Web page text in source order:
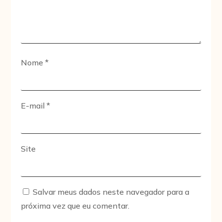
Nome*
E-mail*
Site
Salvar meus dados neste navegador para a
próxima vez que eu comentar.